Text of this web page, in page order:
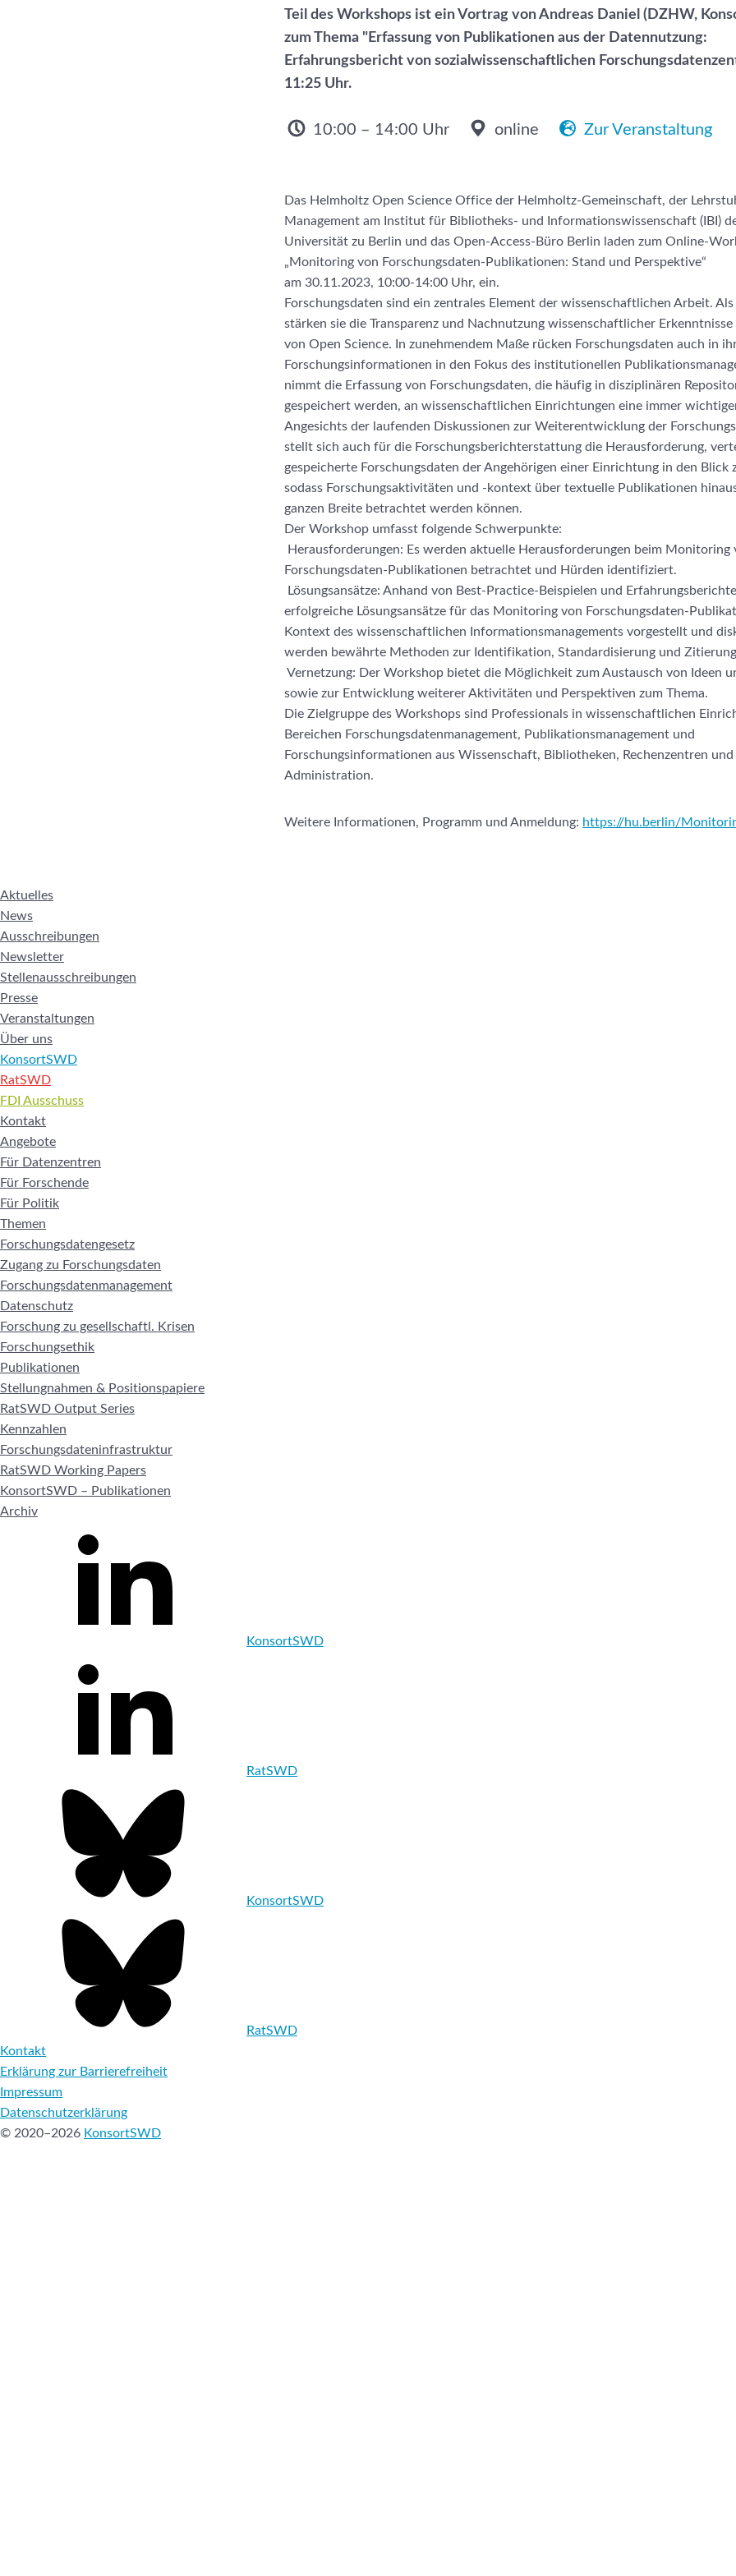
Teil des Workshops ist ein Vortrag von Andreas Daniel (DZHW,
zum Thema "Erfassung von Publikationen aus der Datennutzung:
Erfahrungsbericht von sozialwissenschaftlichen
11:25 Uhr.
10:00 – 14:00 Uhr online Zur Veranstaltung
Das Helmholtz Open Science Office der Helmholtz-Gemeinschaft, der
Management am Institut für Bibliotheks- und Informationswissenschaft (IBI)
Universität zu Berlin und das Open-Access-Büro Berlin laden zum Online-
„Monitoring von Forschungsdaten-Publikationen: Stand und Perspektive“
am 30.11.2023, 10:00-14:00 Uhr, ein.
Forschungsdaten sind ein zentrales Element der wissenschaftlichen Arbeit.
stärken sie die Transparenz und Nachnutzung wissenschaftlicher
von Open Science. In zunehmendem Maße rücken Forschungsdaten auch in
Forschungsinformationen in den Fokus des institutionellen
nimmt die Erfassung von Forschungsdaten, die häufig in disziplinären
gespeichert werden, an wissenschaftlichen Einrichtungen eine immer
Angesichts der laufenden Diskussionen zur Weiterentwicklung der
stellt sich auch für die Forschungsberichterstattung die Herausforderung,
gespeicherte Forschungsdaten der Angehörigen einer Einrichtung in den Blick
sodass Forschungsaktivitäten und -kontext über textuelle Publikationen
ganzen Breite betrachtet werden können.
Der Workshop umfasst folgende Schwerpunkte:
Herausforderungen: Es werden aktuelle Herausforderungen beim Monitoring
Forschungsdaten-Publikationen betrachtet und Hürden identifiziert.
Lösungsansätze: Anhand von Best-Practice-Beispielen und
erfolgreiche Lösungsansätze für das Monitoring von Forschungsdaten-
Kontext des wissenschaftlichen Informationsmanagements vorgestellt und
werden bewährte Methoden zur Identifikation, Standardisierung und
Vernetzung: Der Workshop bietet die Möglichkeit zum Austausch von Ideen
sowie zur Entwicklung weiterer Aktivitäten und Perspektiven zum Thema.
Die Zielgruppe des Workshops sind Professionals in wissenschaftlichen
Bereichen Forschungsdatenmanagement, Publikationsmanagement und
Forschungsinformationen aus Wissenschaft, Bibliotheken, Rechenzentren und
Administration.
Weitere Informationen, Programm und Anmeldung: https://hu.berlin/
Aktuelles
News
Ausschreibungen
Newsletter
Stellenausschreibungen
Presse
Veranstaltungen
Über uns
KonsortSWD
RatSWD
FDI Ausschuss
Kontakt
Angebote
Für Datenzentren
Für Forschende
Für Politik
Themen
Forschungsdatengesetz
Zugang zu Forschungsdaten
Forschungsdatenmanagement
Datenschutz
Forschung zu gesellschaftl. Krisen
Forschungsethik
Publikationen
Stellungnahmen & Positionspapiere
RatSWD Output Series
Kennzahlen
Forschungsdateninfrastruktur
RatSWD Working Papers
KonsortSWD – Publikationen
Archiv
KonsortSWD
RatSWD
KonsortSWD
RatSWD
Kontakt
Erklärung zur Barrierefreiheit
Impressum
Datenschutzerklärung
© 2020–2026 KonsortSWD